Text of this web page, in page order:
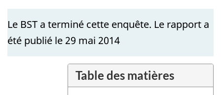
Le BST a terminé cette enquête. Le rapport a
été publié le 29 mai 2014
Table des matières